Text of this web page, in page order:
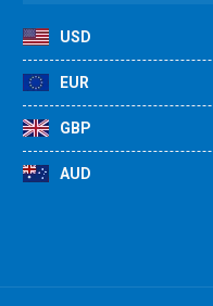
USD
EUR
GBP
AUD